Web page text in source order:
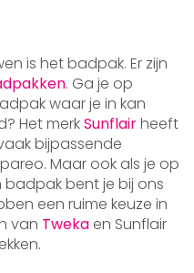
is het badpak. Er zijn
. Ga je op
waar je in kan
Het merkSunflairheeft
bijpassende
Maar ook als je op
bent je bij ons
een ruime keuze in
van Tweka en Sunflair